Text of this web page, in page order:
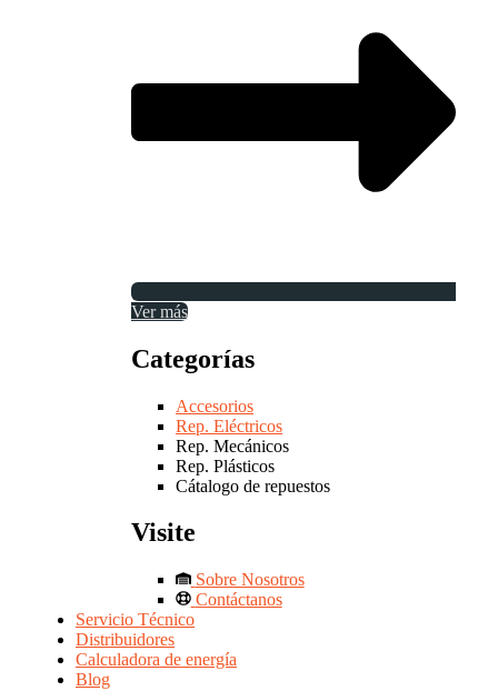
Ver más
Categorías
Accesorios
Rep. Eléctricos
Rep. Mecánicos
Rep. Plásticos
Cátalogo de repuestos
Visite
Sobre Nosotros
Contáctanos
Servicio Técnico
Distribuidores
Calculadora de energía
Blog